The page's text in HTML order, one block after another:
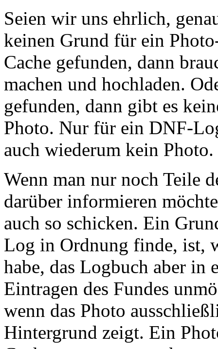
Seien wir uns ehrlich,
keinen Grund für ein
Cache gefunden, dann
machen und hochladen.
gefunden, dann gibt es
Photo. Nur für ein DNF-
auch wiederum kein Photo.
Wenn man nur noch Teile
darüber informieren
auch so schicken. Ein
Log in Ordnung finde, ist,
habe, das Logbuch aber in
Eintragen des Fundes
wenn das Photo
Hintergrund zeigt. Ein